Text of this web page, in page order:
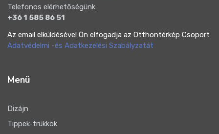
Telefonos elérhetőségünk:
+36 1 585 86 51
Az email elküldésével Ön elfogadja az Otthontérkép Csoport
Adatvédelmi -és Adatkezelési Szabályzatát
Menü
Dizájn
Tippek-trükkök